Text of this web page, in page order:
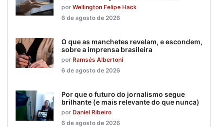
por Wellington Felipe Hack
6 de agosto de 2026
O que as manchetes revelam, e escondem,
sobre a imprensa brasileira
por Ramsés Albertoni
6 de agosto de 2026
Por que o futuro do jornalismo segue
brilhante (e mais relevante do que nunca)
por Daniel Ribeiro
6 de agosto de 2026